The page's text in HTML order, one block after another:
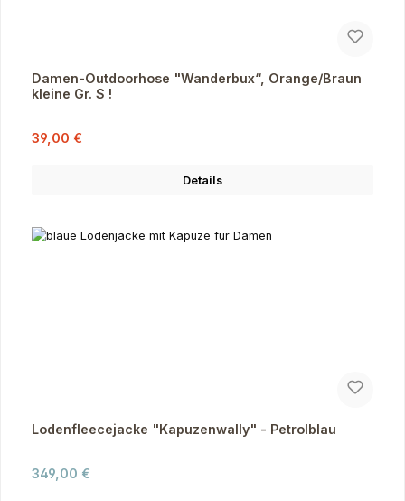
Damen-Outdoorhose "Wanderbux“, Orange/Braun
kleine Gr. S !
Verkaufspreis:
39,00 €
Details
Lodenfleecejacke "Kapuzenwally" - Petrolblau
Regulärer Preis:
349,00 €